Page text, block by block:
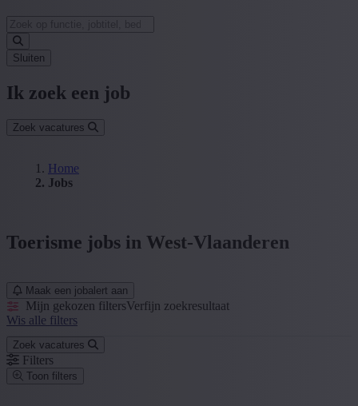
Sluiten
Ik zoek een job
Zoek vacatures
Home
Jobs
Toerisme jobs in West-Vlaanderen
Maak een jobalert aan
Mijn gekozen filtersVerfijn zoekresultaat
Wis alle filters
Zoek vacatures
Filters
Toon filters